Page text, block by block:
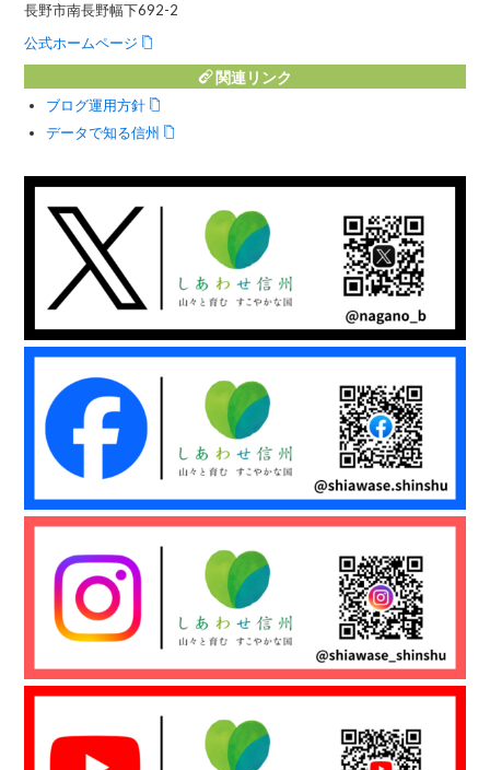
長野市南長野幅下692-2
公式ホームページ
関連リンク
ブログ運用方針
データで知る信州